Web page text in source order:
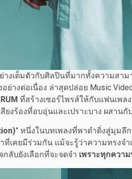
างเต็มตัวกับศิลปินที่มากทั้งความสา
ย่างต่อเนื่อง ล่าสุดปล่อย Music
ที่สร้างเซอร์ไพรส์ให้กับแฟนเพล
ยงร้องที่อบอุ่นและเปราะบาง ผสาน
” หนึ่งในบทเพลงที่พาดำดิ่งสู่มุมลึ
ที่เคยมีร่วมกัน แม้จะรู้ว่าความทรงจ
ลับยังเลือกที่จะจดจำ เพราะทุกควา